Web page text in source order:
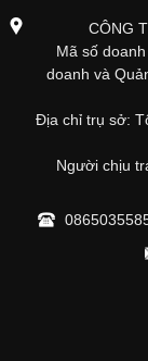
CÔNG
Mã số
doanh và
Địa chỉ trụ sở:
Người chịu